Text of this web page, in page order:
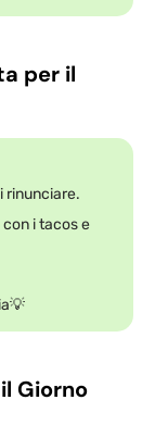
per il
rinunciare.
i tacos e
Giorno